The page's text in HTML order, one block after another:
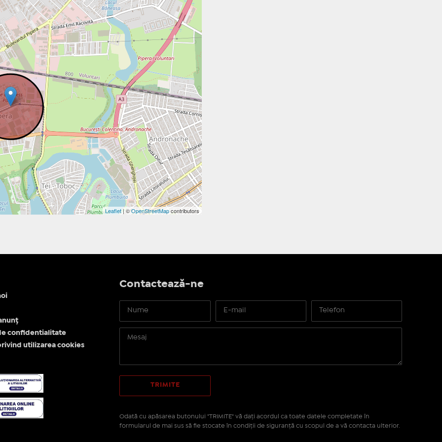
Leaflet| ©OpenStreetMapcontributors
confidentialitate
utilizarea cookies
Contactează-ne
Odată cu apăsarea butonului "TRIMITE" vă daţi acordul ca toate datele completate în
formularul de mai sus să fie stocate în condiţii de siguranţă cu scopul de a vă contacta ulterior.